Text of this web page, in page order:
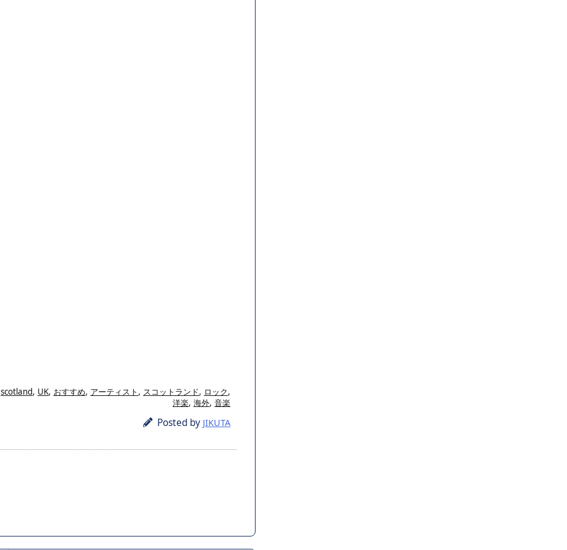
scotland, UK, おすすめ, アーティスト , スコットランド, ロック,
洋楽, 海外, 音楽
Posted by JIKUTA